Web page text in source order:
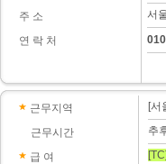
주 소
연 락 처
서
근무지역
근무시간
급 여
[서
추